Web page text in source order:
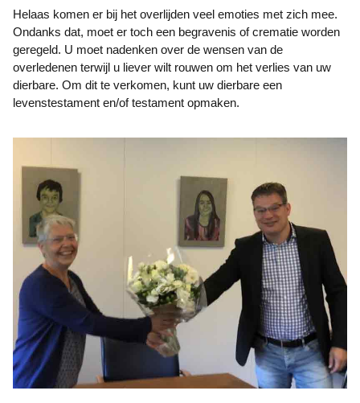
Helaas komen er bij het overlijden veel emoties met zich mee.
Ondanks dat, moet er toch een begravenis of crematie worden
geregeld. U moet nadenken over de wensen van de
overledenen terwijl u liever wilt rouwen om het verlies van uw
dierbare. Om dit te verkomen, kunt uw dierbare een
levenstestament en/of testament opmaken.